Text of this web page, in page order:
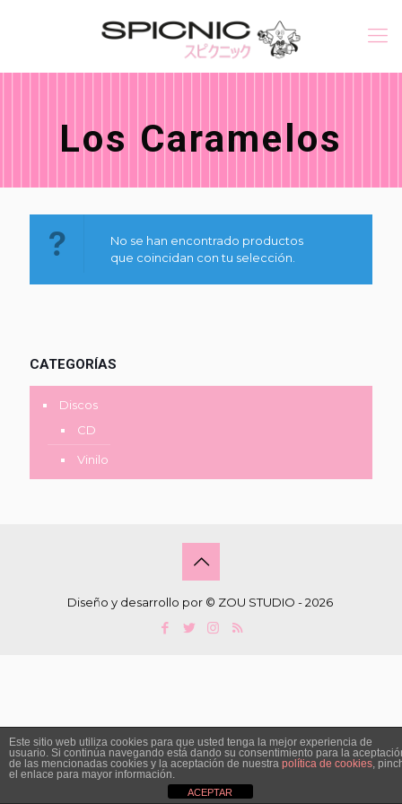
Los Caramelos
No se han encontrado productos
que coincidan con tu selección.
CATEGORÍAS
Discos
CD
Vinilo
Diseño y desarrollo por © ZOU STUDIO -2026
Este sitio web utiliza cookies para que usted tenga la mejor experiencia de
usuario. Si continúa navegando está dando su consentimiento para la
de las mencionadas cookies y la aceptación de nuestra política de cookies,
el enlace para mayor información.
ACEPTAR